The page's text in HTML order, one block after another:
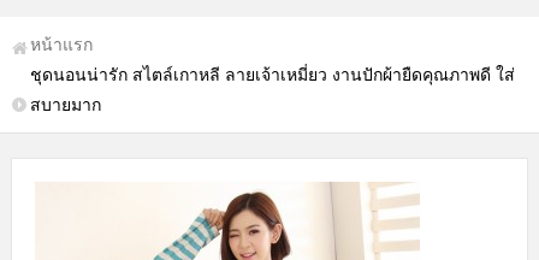
หน้าแรก
ชุดนอนน่ารัก สไตล์เกาหลี ลายเจ้าเหมี่ยว งานปักผ้ายืดคุณภาพดี ใส่
สบายมาก